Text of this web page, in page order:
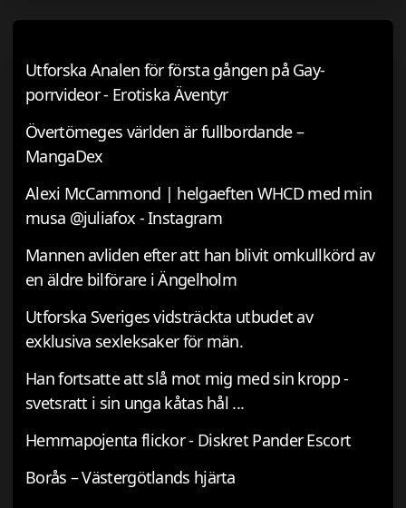
Utforska Analen för första gången på Gay-
porrvideor - Erotiska Äventyr
Övertömeges världen är fullbordande –
MangaDex
Alexi McCammond | helgaeften WHCD med min
musa @juliafox - Instagram
Mannen avliden efter att han blivit omkullkörd av
en äldre bilförare i Ängelholm
Utforska Sveriges vidsträckta utbudet av
exklusiva sexleksaker för män.
Han fortsatte att slå mot mig med sin kropp -
svetsratt i sin unga kåtas hål ...
Hemmapojenta flickor - Diskret Pander Escort
Borås – Västergötlands hjärta